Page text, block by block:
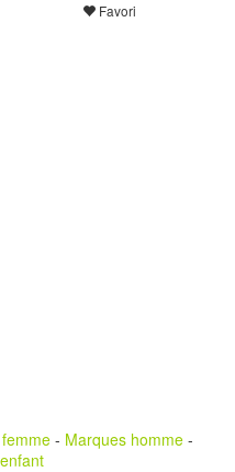
Favori
- Marques homme -